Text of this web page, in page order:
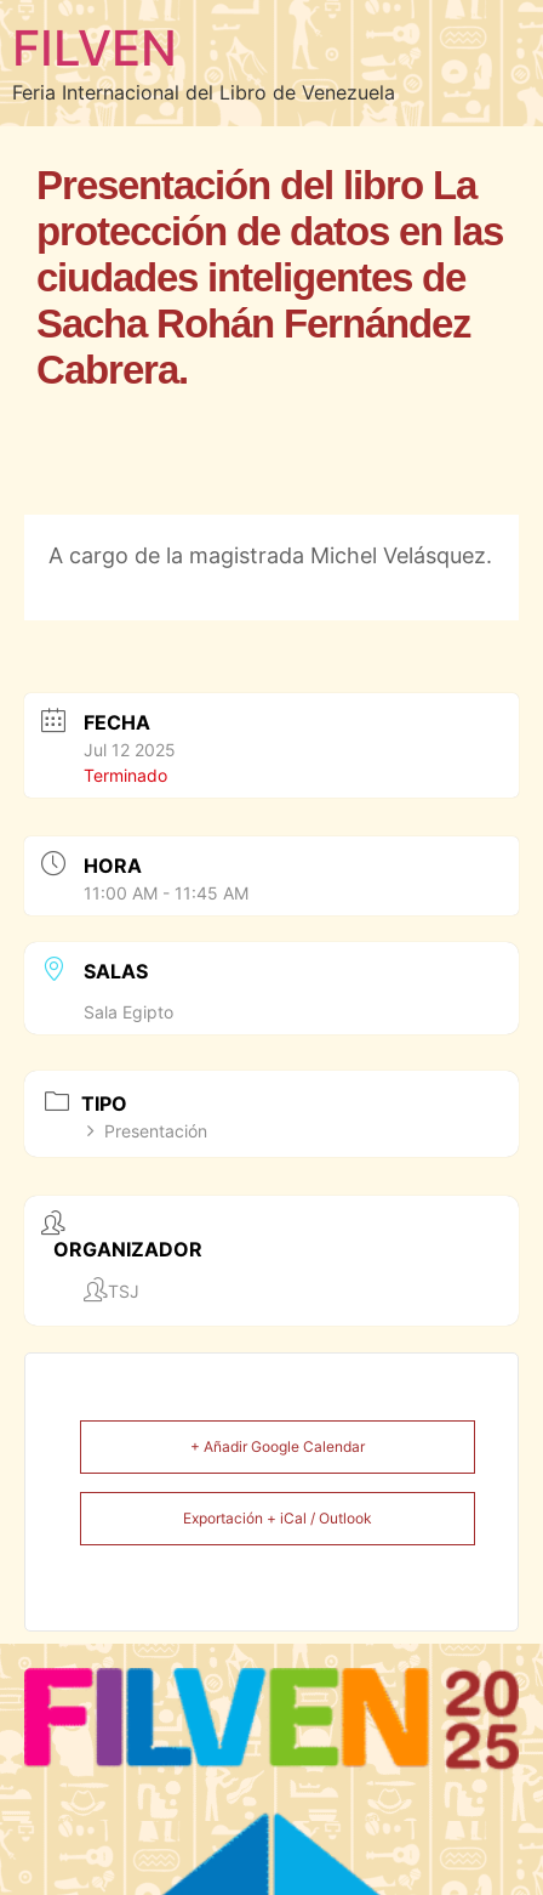
FILVEN
Feria Internacional del Libro de Venezuela
Presentación del libro La
protección de datos en las
ciudades inteligentes de
Sacha Rohán Fernández
Cabrera.
A cargo de la magistrada Michel Velásquez.
FECHA
Jul 12 2025
Terminado
HORA
11:00 AM - 11:45 AM
SALAS
Sala Egipto
TIPO
Presentación
ORGANIZADOR
TSJ
+ Añadir Google Calendar
Exportación + iCal / Outlook